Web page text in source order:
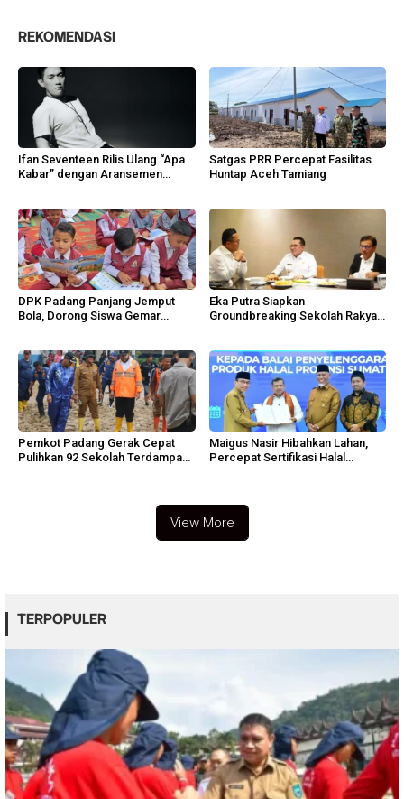
REKOMENDASI
Ifan Seventeen Rilis Ulang “Apa
Kabar” dengan Aransemen
Satgas PRR Percepat Fasilitas
Huntap Aceh Tamiang
DPK Padang Panjang Jemput
Bola, Dorong Siswa Gemar
Eka Putra Siapkan
Groundbreaking Sekolah Rakyat,
Pemkot Padang Gerak Cepat
Pulihkan 92 Sekolah Terdampak
Maigus Nasir Hibahkan Lahan,
Percepat Sertifikasi Halal
View More
TERPOPULER